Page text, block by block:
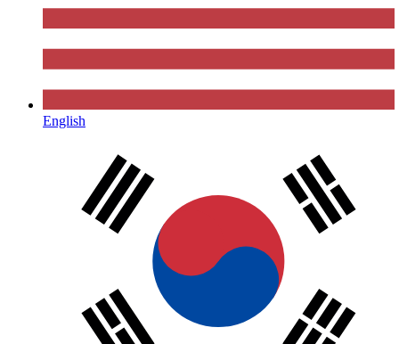
English